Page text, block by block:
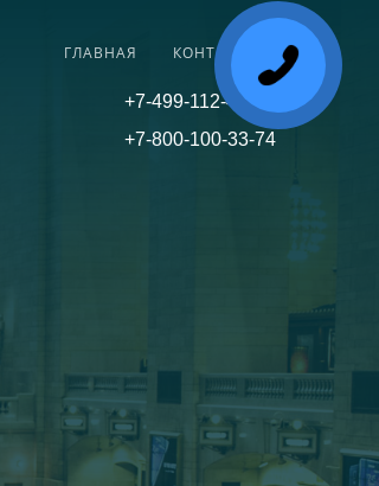
ГЛАВНАЯ КОНТАКТЫ
+7-499-112-45-81
+7-800-100-33-74